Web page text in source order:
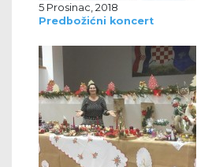
5 Prosinac, 2018
Predbožićni koncert